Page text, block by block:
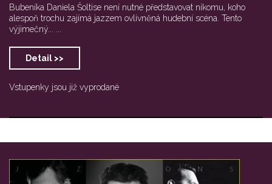
Bubeníka Daniela Šoltise není nutné představovat nikomu, koho
alespoň trochu zajímá jazzem ovlivněná hudební scéna. Tento
výjimečný... ...
Detail >>
Vstupenky jsou již vyprodané